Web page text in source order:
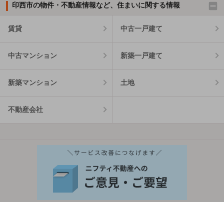
印西市の物件・不動産情報など、住まいに関する情報
賃貸 中古一戸建て
中古マンション 新築一戸建て
新築マンション 土地
不動産会社